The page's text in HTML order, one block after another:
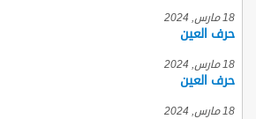
18 مارس, 2024
حرف العين
18 مارس, 2024
حرف العين
18 مارس, 2024